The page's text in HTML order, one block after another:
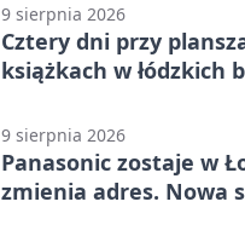
9 sierpnia 2026
Cztery dni przy
książkach w łódzkich
9 sierpnia 2026
Panasonic zostaje w
zmienia adres. Nowa